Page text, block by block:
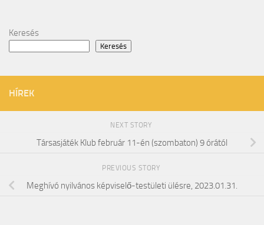
Keresés
Keresés
HÍREK
NEXT STORY
Társasjáték Klub február 11-én (szombaton) 9 órától
PREVIOUS STORY
Meghívó nyilvános képviselő-testületi ülésre, 2023.01.31.